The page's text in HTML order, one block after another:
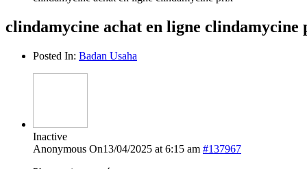
clindamycine achat en ligne clindamycine
Posted In: Badan Usaha
Inactive
Anonymous On13/04/2025 at 6:15 am #137967